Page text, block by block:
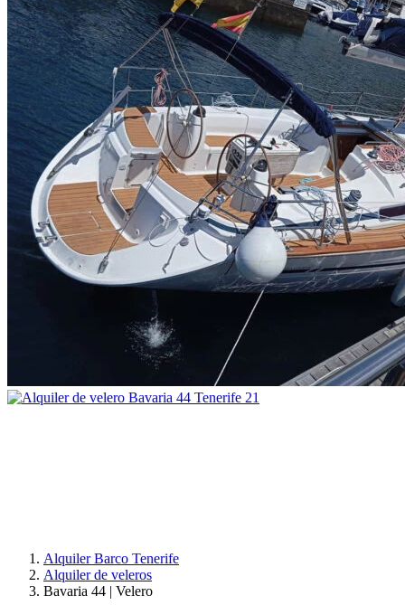
Alquiler Barco Tenerife
Alquiler de veleros
Bavaria 44 | Velero